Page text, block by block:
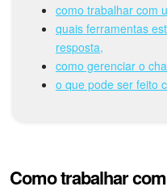
Tarefas e Projetos
CRM
Agendamento on-
Contact Center
como trabalhar com
quais ferramentas
resposta,
como gerenciar o
o que pode ser feito
Como trabalhar